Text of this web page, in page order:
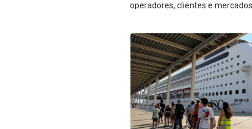
operadores, clientes e